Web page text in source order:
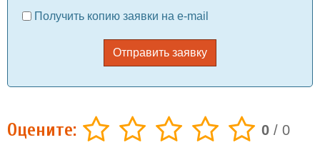
Получить копию заявки на e-mail
Отправить заявку
Оцените: 0 / 0